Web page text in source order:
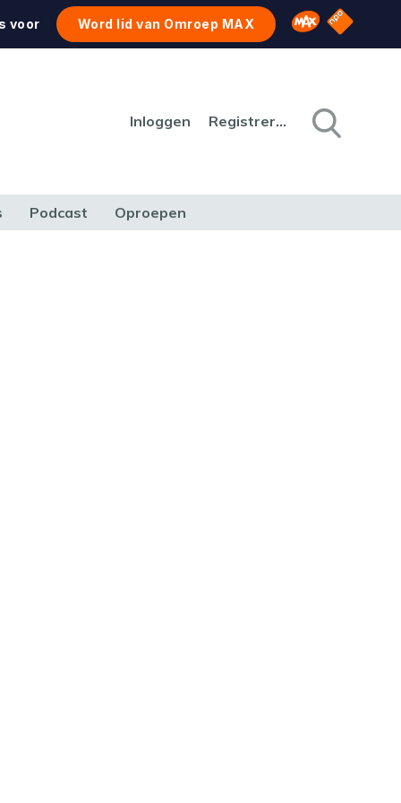
voor Word lid van Omroep MAX Omroep MAX
NPO
Inloggen Registreren
Podcast Oproepen